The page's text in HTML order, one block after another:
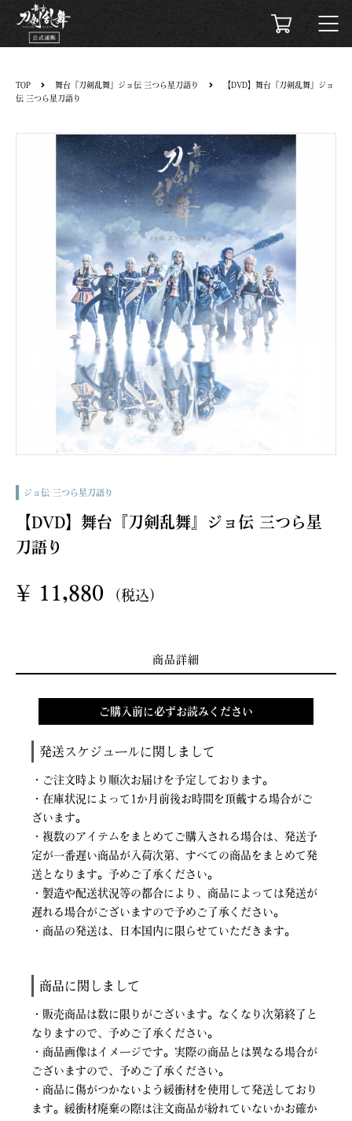
TOP 舞台『刀剣乱舞』ジョ伝 三つら星刀語り
【DVD】舞台『刀剣乱舞』ジョ
伝 三つら星刀語り
ジョ伝 三つら星刀語り
【DVD】舞台『刀剣乱舞』ジョ伝 三つら星
刀語り
¥ 11,880 (税込)
商品詳細
ご購入前に必ずお読みください
発送スケジュールに関しまして
・ご注文時より順次お届けを予定しております。
・在庫状況によって1か月前後お時間を頂戴する場合がご
ざいます。
・複数のアイテムをまとめてご購入される場合は、発送予
定が一番遅い商品が入荷次第、すべての商品をまとめて発
送となります。予めご了承ください。
・製造や配送状況等の都合により、商品によっては発送が
遅れる場合がございますので予めご了承ください。
・商品の発送は、日本国内に限らせていただきます。
商品に関しまして
・販売商品は数に限りがございます。なくなり次第終了と
なりますので、予めご了承ください。
・商品画像はイメージです。実際の商品とは異なる場合が
ございますので、予めご了承ください。
・商品に傷がつかないよう緩衝材を使用して発送しており
ます。緩衝材廃棄の際は注文商品が紛れていないかお確か